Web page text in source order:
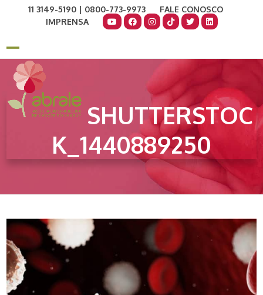
11 3149-5190 | 0800-773-9973
FALE CONOSCO
IMPRENSA
Open
mobile
menu
Close
mobile
menu
SHUTTERSTOC
K_1440889250